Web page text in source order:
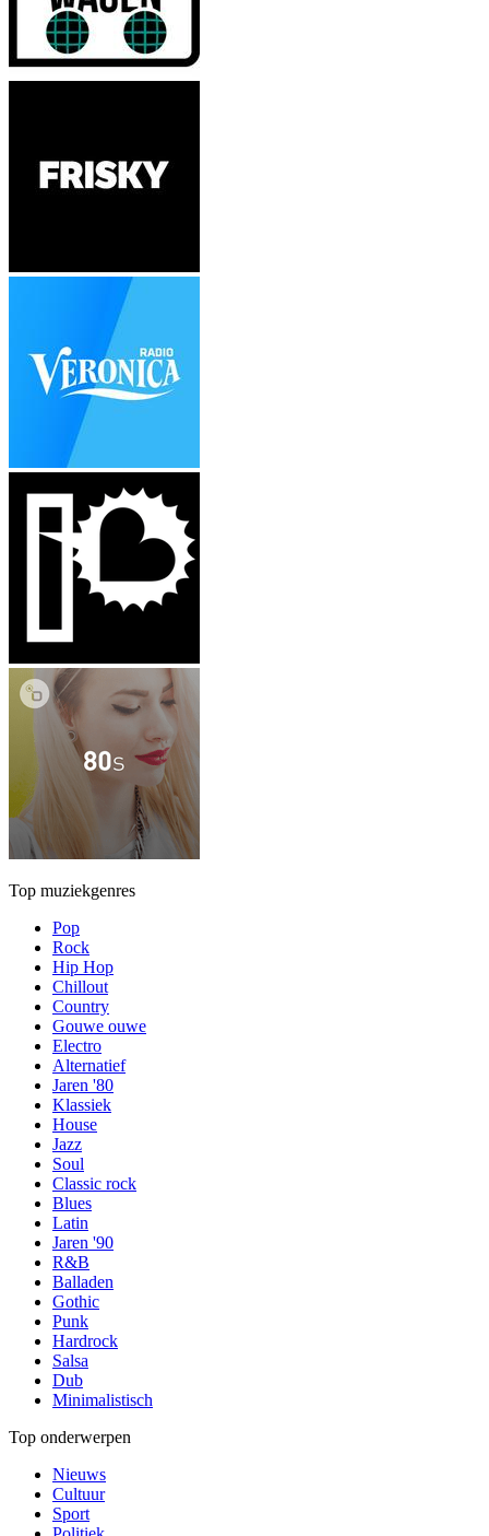
Top muziekgenres
Pop
Rock
Hip Hop
Chillout
Country
Gouwe ouwe
Electro
Alternatief
Jaren '80
Klassiek
House
Jazz
Soul
Classic rock
Blues
Latin
Jaren '90
R&B
Balladen
Gothic
Punk
Hardrock
Salsa
Dub
Minimalistisch
Top onderwerpen
Nieuws
Cultuur
Sport